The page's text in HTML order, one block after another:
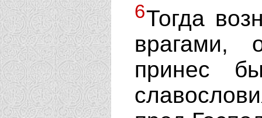
6Тогда
врагами,
принес